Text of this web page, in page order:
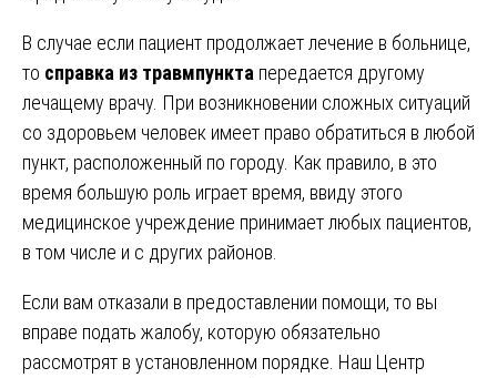
В случае если пациент продолжает лечение в больнице,
то cправка из травмпункта передается другому
лечащему врачу. При возникновении сложных ситуаций
со здоровьем человек имеет право обратиться в любой
пункт, расположенный по городу. Как правило, в это
время большую роль играет время, ввиду этого
медицинское учреждение принимает любых пациентов,
в том числе и с других районов.
Если вам отказали в предоставлении помощи, то вы
вправе подать жалобу, которую обязательно
рассмотрят в установленном порядке. Наш Центр